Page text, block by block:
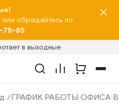
или обращайтесь по
75-95
в выходные
ГРАФИК РАБОТЫ ОФИСА